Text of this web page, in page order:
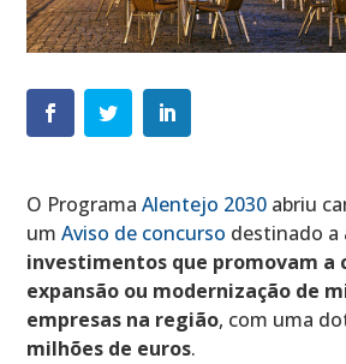
O ProgramaAlentejo 2030 abriu
umAviso de concurso destinado a
investimentos que promovam a
expansão ou modernização de
empresas na região, com uma
milhões de euros.